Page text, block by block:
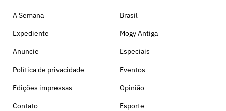
A Semana
Expediente
Anuncie
Política de privacidade
Edições impressas
Contato
Brasil
Mogy Antiga
Especiais
Eventos
Opinião
Esporte